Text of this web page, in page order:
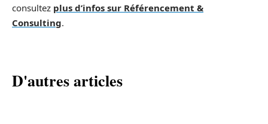
consultez plus d’infos sur Référencement &
Consulting.
D'autres articles